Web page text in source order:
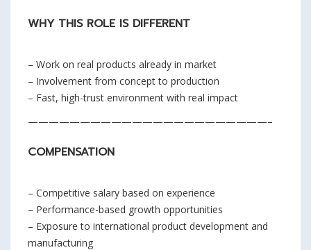
WHY THIS ROLE IS DIFFERENT
– Work on real products already in market
– Involvement from concept to production
– Fast, high-trust environment with real impact
———————————————————————–
COMPENSATION
– Competitive salary based on experience
– Performance-based growth opportunities
– Exposure to international product development and
manufacturing